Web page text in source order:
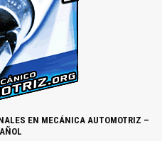
EN MECÁNICA AUTOMOTRIZ –